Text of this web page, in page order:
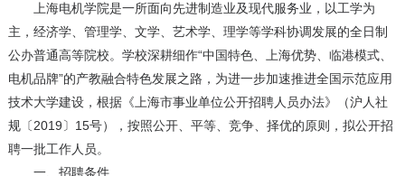
上海电机学院是一所面向先进制造业及现代服务业，以工学为
主，经济学、管理学、文学、艺术学、理学等学科协调发展的全日制
公办普通高等院校。学校深耕细作“中国特色、上海优势、临港模式、
电机品牌”的产教融合特色发展之路，为进一步加速推进全国示范应用
技术大学建设，根据《上海市事业单位公开招聘人员办法》（沪人社
规〔2019〕15号），按照公开、平等、竞争、择优的原则，拟公开招
聘一批工作人员。
一、招聘条件